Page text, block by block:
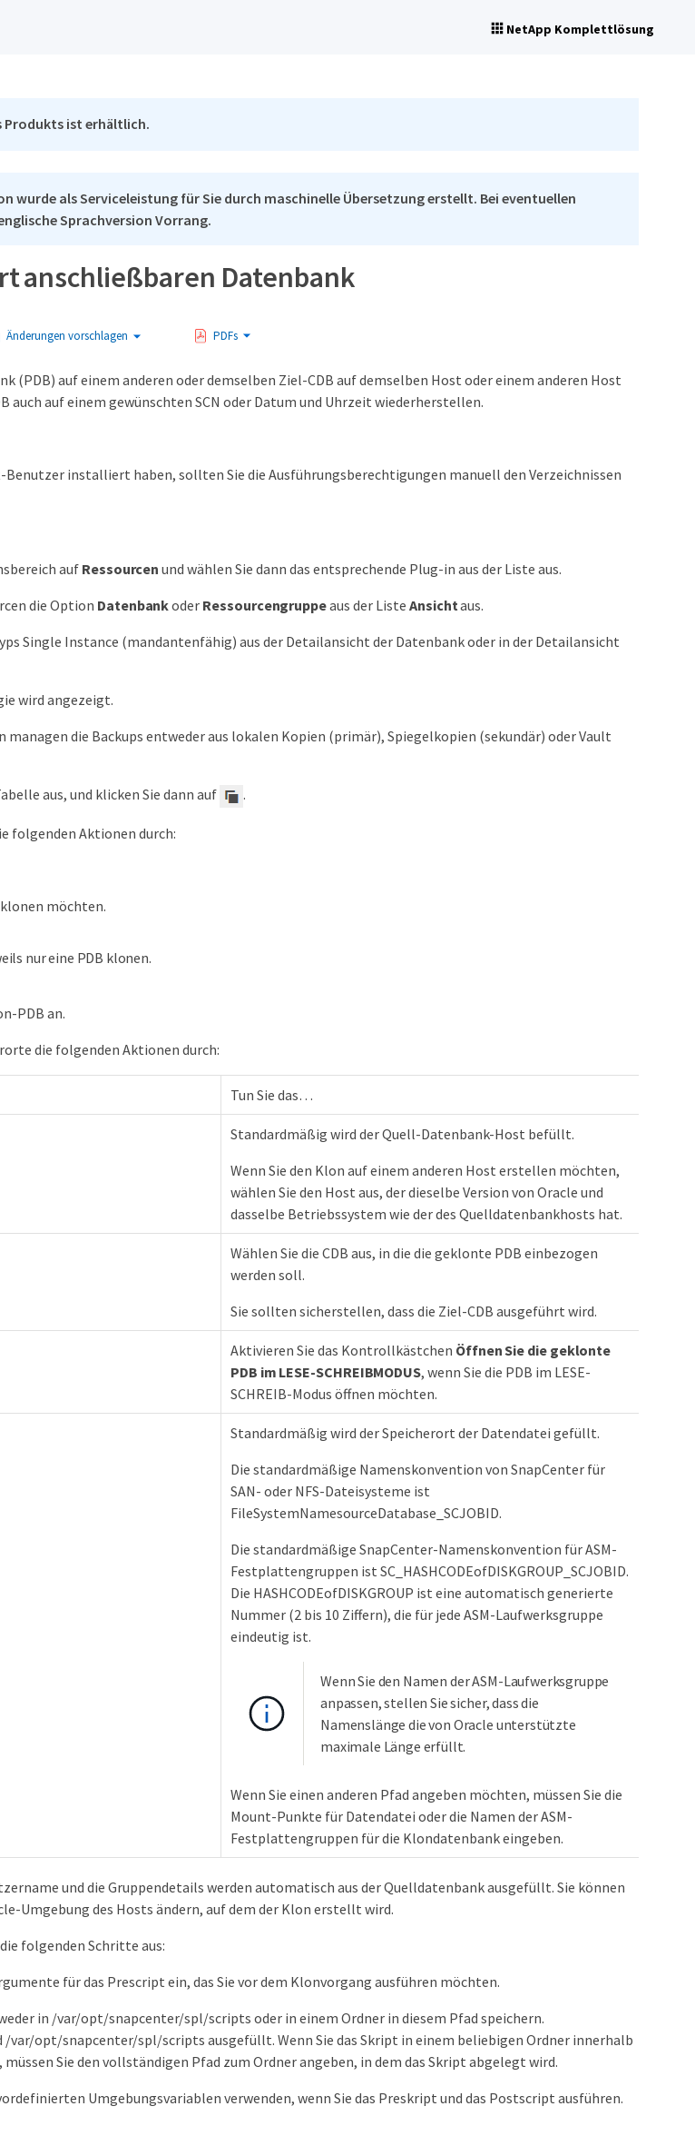
NetApp Komplettlösung
Produkts ist erhältlich.
wurde als Serviceleistung für Sie durch maschinelle Übersetzung erstellt. Bei eventuellen
Sprachversion Vorrang.
anschließbaren Datenbank
Änderungen vorschlagen PDFs
(PDB) auf einem anderen oder demselben Ziel-CDB auf demselben Host oder einem anderen Host
auch auf einem gewünschten SCN oder Datum und Uhrzeit wiederherstellen.
installiert haben, sollten Sie die Ausführungsberechtigungen manuell den Verzeichnissen
auf Ressourcen und wählen Sie dann das entsprechende Plug-in aus der Liste aus.
die Option Datenbankoder Ressourcengruppeaus der ListeAnsichtaus.
Single Instance (mandantenfähig) aus der Detailansicht der Datenbank oder in der Detailansicht
wird angezeigt.
managen die Backups entweder aus lokalen Kopien (primär), Spiegelkopien (sekundär) oder Vault
aus, und klicken Sie dann auf
.
folgenden Aktionen durch:
klonen möchten.
nur eine PDB klonen.
PDB an.
die folgenden Aktionen durch:
Tun Sie das…​
Standardmäßig wird der Quell-Datenbank-Host befüllt.
Wenn Sie den Klon auf einem anderen Host erstellen möchten,
wählen Sie den Host aus, der dieselbe Version von Oracle und
dasselbe Betriebssystem wie der des Quelldatenbankhosts hat.
Wählen Sie die CDB aus, in die die geklonte PDB einbezogen
werden soll.
Sie sollten sicherstellen, dass die Ziel-CDB ausgeführt wird.
Aktivieren Sie das Kontrollkästchen Öffnen Sie die geklonte
PDB im LESE-SCHREIBMODUS, wenn Sie die PDB im LESE-
SCHREIB-Modus öffnen möchten.
Standardmäßig wird der Speicherort der Datendatei gefüllt.
Die standardmäßige Namenskonvention von SnapCenter für
SAN- oder NFS-Dateisysteme ist
FileSystemNamesourceDatabase_SCJOBID.
Die standardmäßige SnapCenter-Namenskonvention für ASM-
Festplattengruppen ist SC_HASHCODEofDISKGROUP_SCJOBID.
Die HASHCODEofDISKGROUP ist eine automatisch generierte
Nummer (2 bis 10 Ziffern), die für jede ASM-Laufwerksgruppe
eindeutig ist.
Wenn Sie den Namen der ASM-Laufwerksgruppe
anpassen, stellen Sie sicher, dass die
Namenslänge die von Oracle unterstützte
maximale Länge erfüllt.
Wenn Sie einen anderen Pfad angeben möchten, müssen Sie die
Mount-Punkte für Datendatei oder die Namen der ASM-
Festplattengruppen für die Klondatenbank eingeben.
und die Gruppendetails werden automatisch aus der Quelldatenbank ausgefüllt. Sie können
Umgebung des Hosts ändern, auf dem der Klon erstellt wird.
folgenden Schritte aus:
für das Prescript ein, das Sie vor dem Klonvorgang ausführen möchten.
in /var/opt/snapcenter/spl/scripts oder in einem Ordner in diesem Pfad speichern.
/var/opt/snapcenter/spl/scripts ausgefüllt. Wenn Sie das Skript in einem beliebigen Ordner innerhalb
Sie den vollständigen Pfad zum Ordner angeben, in dem das Skript abgelegt wird.
Umgebungsvariablen verwenden, wenn Sie das Preskript und das Postscript ausführen.